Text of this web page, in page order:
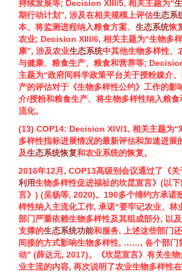
持续发展等; Decision XIII/5, 相关主题为“
期行动计划”, 涉及在相关规模上评估生态系
本、将监测进程纳入粮食方案、 生态系统恢
农业; Decision XIII/6, 相关主题为“生物多
康”, 涉及农业生态系统中其他生物多样性、
与健康、粮食生产、粮食和营养等;
主题为“政府间科学政策平台关于授粉媒介
产的评估对于《生物多样性公约》工作的影
介/授粉和粮食生产、将生物多样性纳入粮食
流化。
(13) COP14: Decision XIV/1, 相关主题为“
多样性指标进展情况的最新评估和加速进展
及生态系统恢复和农业系统的恢复。
2016年12月, COP13高级别会议通过了《关
利用生物多样性促进福祉的坎昆宣言》(以
言》) (吴杨等, 2020)。190多个缔约方承诺
样性纳入主流化工作, 承诺“要牢记农业、林
部门严重依赖生物多样性及其组成部分, 以及
支撑的生态系统功能和服务, 上述这些部门
间接的方式影响生物多样性, ……, 各个部门
动” (薛达元, 2017)。《坎昆宣言》有关生物
业主流的内容, 再次说明了农业生物多样性